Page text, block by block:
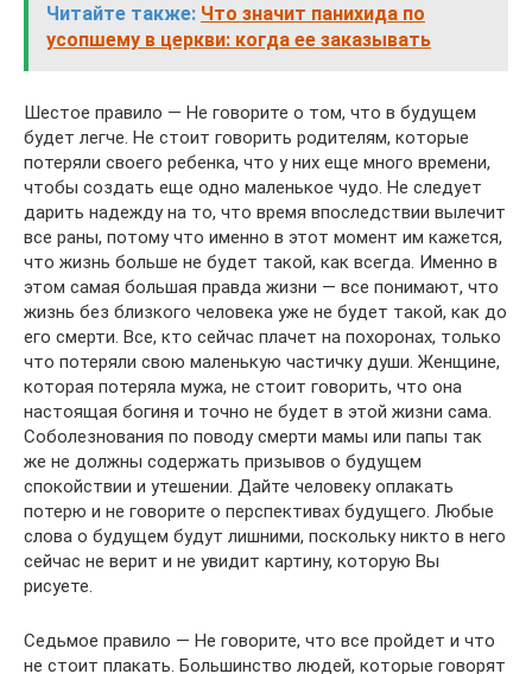
Читайте также: Что значит панихида по
усопшему в церкви: когда ее заказывать
Шестое правило — Не говорите о том, что в будущем
будет легче. Не стоит говорить родителям, которые
потеряли своего ребенка, что у них еще много времени,
чтобы создать еще одно маленькое чудо. Не следует
дарить надежду на то, что время впоследствии вылечит
все раны, потому что именно в этот момент им кажется,
что жизнь больше не будет такой, как всегда. Именно в
этом самая большая правда жизни — все понимают, что
жизнь без близкого человека уже не будет такой, как до
его смерти. Все, кто сейчас плачет на похоронах, только
что потеряли свою маленькую частичку души. Женщине,
которая потеряла мужа, не стоит говорить, что она
настоящая богиня и точно не будет в этой жизни сама.
Соболезнования по поводу смерти мамы или папы так
же не должны содержать призывов о будущем
спокойствии и утешении. Дайте человеку оплакать
потерю и не говорите о перспективах будущего. Любые
слова о будущем будут лишними, поскольку никто в него
сейчас не верит и не увидит картину, которую Вы
рисуете.
Седьмое правило — Не говорите, что все пройдет и что
не стоит плакать. Большинство людей, которые говорят